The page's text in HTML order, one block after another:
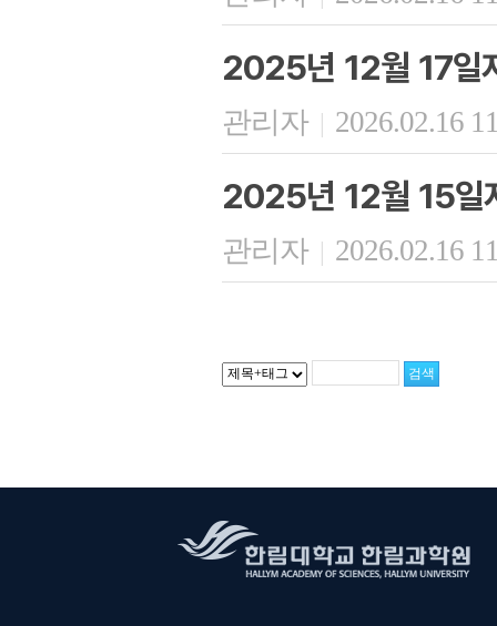
2025년 12월 17일
관리자 | 2026.02.16
2025년 12월 15일
관리자 | 2026.02.16